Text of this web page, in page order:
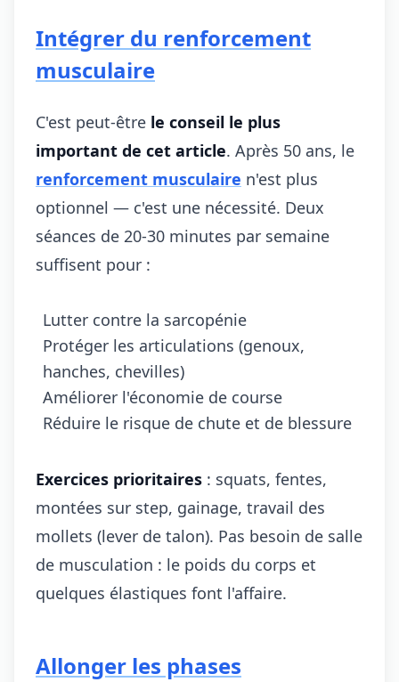
Intégrer du renforcement
musculaire
C'est peut-être le conseil le plus
important de cet article. Après 50 ans, le
renforcement musculaire n'est plus
optionnel — c'est une nécessité. Deux
séances de 20-30 minutes par semaine
suffisent pour :
Lutter contre la sarcopénie
Protéger les articulations (genoux,
hanches, chevilles)
Améliorer l'économie de course
Réduire le risque de chute et de blessure
Exercices prioritaires : squats, fentes,
montées sur step, gainage, travail des
mollets (lever de talon). Pas besoin de salle
de musculation : le poids du corps et
quelques élastiques font l'affaire.
Allonger les phases